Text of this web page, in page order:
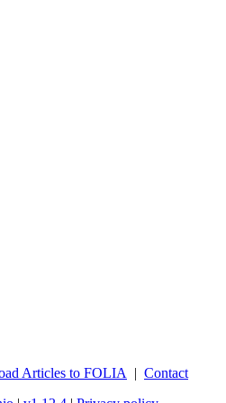
Articles to FOLIA | Contact